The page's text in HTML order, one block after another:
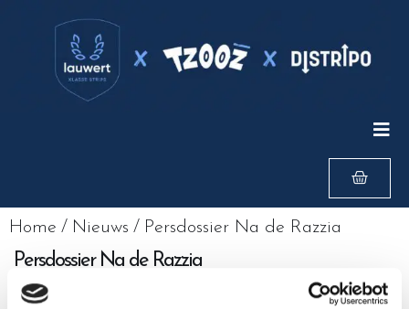
Home / Nieuws / Persdossier Na de Razzia
Persdossier Na de Razzia